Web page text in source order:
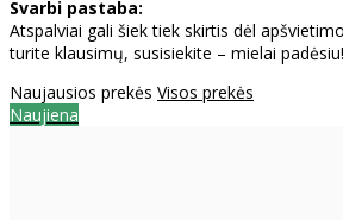
Svarbi pastaba:
Atspalviai gali šiek tiek skirtis dėl
turite klausimų, susisiekite – mielai padėsiu!
Naujausios prekės Visos prekės
Naujiena